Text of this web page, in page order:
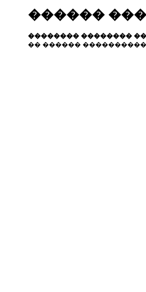
������
�������� ��������
�� ������